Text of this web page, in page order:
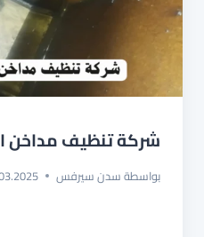
شركة تنظيف مداخن
بواسطةسدن سيرفس